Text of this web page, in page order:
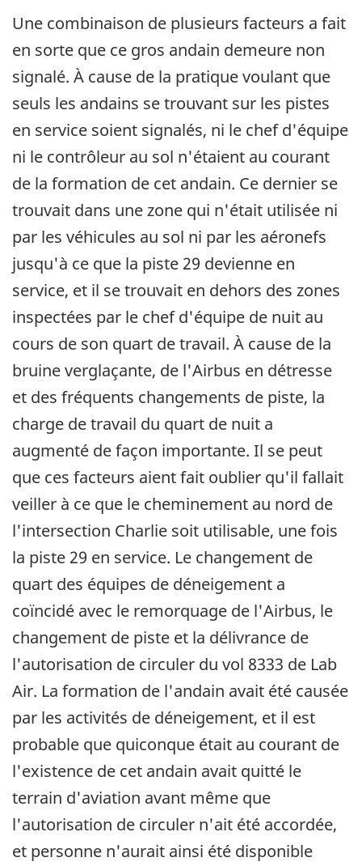
Une combinaison de plusieurs facteurs a fait
en sorte que ce gros andain demeure non
signalé. À cause de la pratique voulant que
seuls les andains se trouvant sur les pistes
en service soient signalés, ni le chef d'équipe
ni le contrôleur au sol n'étaient au courant
de la formation de cet andain. Ce dernier se
trouvait dans une zone qui n'était utilisée ni
par les véhicules au sol ni par les aéronefs
jusqu'à ce que la piste 29 devienne en
service, et il se trouvait en dehors des zones
inspectées par le chef d'équipe de nuit au
cours de son quart de travail. À cause de la
bruine verglaçante, de l'Airbus en détresse
et des fréquents changements de piste, la
charge de travail du quart de nuit a
augmenté de façon importante. Il se peut
que ces facteurs aient fait oublier qu'il fallait
veiller à ce que le cheminement au nord de
l'intersection Charlie soit utilisable, une fois
la piste 29 en service. Le changement de
quart des équipes de déneigement a
coïncidé avec le remorquage de l'Airbus, le
changement de piste et la délivrance de
l'autorisation de circuler du vol 8333 de Lab
Air. La formation de l'andain avait été causée
par les activités de déneigement, et il est
probable que quiconque était au courant de
l'existence de cet andain avait quitté le
terrain d'aviation avant même que
l'autorisation de circuler n'ait été accordée,
et personne n'aurait ainsi été disponible